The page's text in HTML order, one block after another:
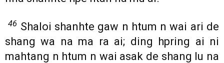
46 Shaloi shanhte gaw n htum n wai ari de
shang wa na ma ra ai; ding hpring ai ni
mahtang n htum n wai asak de shang lu na